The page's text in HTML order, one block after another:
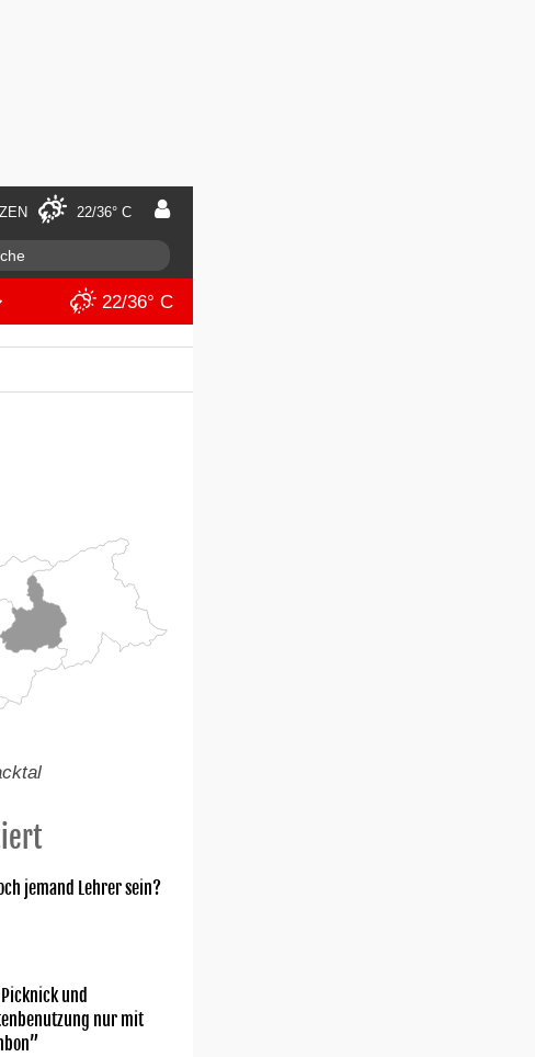
22/36° C
22/36° C
jemand Lehrer sein?
und
nur mit